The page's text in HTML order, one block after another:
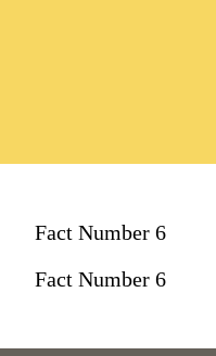
Fact Number 6
Fact Number 6